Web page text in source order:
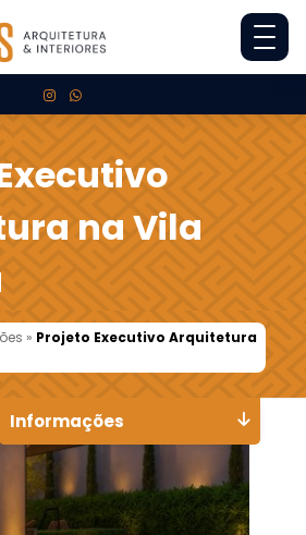
na Vila
» Projeto Executivo Arquitetura
Informações